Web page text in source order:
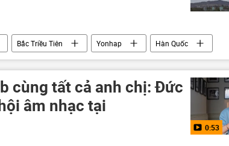
Bắc Triều Tiên Yonhap
Hàn Quốc
trị biên giới
cùng tất cả anh chị: Đức
âm nhạc tại
0:53